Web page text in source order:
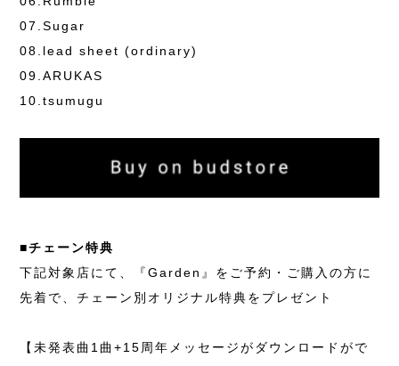
07.Sugar
08.lead sheet (ordinary)
09.ARUKAS
10.tsumugu
■チェーン特典
下記対象店にて、『Garden』をご予約・ご購入の方に
先着で、チェーン別オリジナル特典をプレゼント
【未発表曲1曲+15周年メッセージがダウンロードがで